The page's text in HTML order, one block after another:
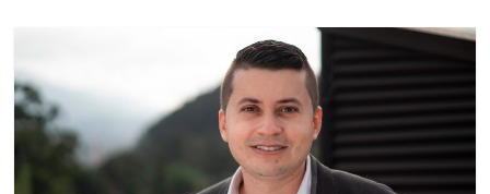
|
Revistas